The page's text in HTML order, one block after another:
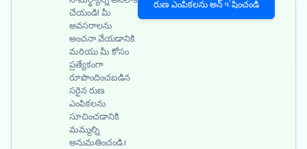
చేయండి! మీ
అవసరాలను
అంచనా వేయడానికి
మరియు మీ కోసం
ప్రత్యేకంగా
రూపొందించబడిన
సరైన రుణ
ఎంపికలను
సూచించడానికి
మమ్మల్ని
అనుమతించండి।
రుణ ఎంపికలను అన్વેషించండి